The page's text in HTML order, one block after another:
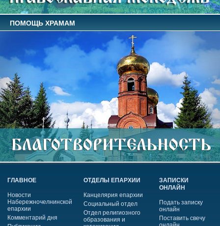
ПОМОЩЬ ХРАМАМ
ГЛАВНОЕ
Новости
Набережночелнинской
епархии
Комментарий дня
ОТДЕЛЫ ЕПАРХИИ
Канцелярия епархии
Социальный отдел
Отдел религиозного
образования и
ЗАПИСКИ
ОНЛАЙН
Подать записку
онлайн
Поставить свечу